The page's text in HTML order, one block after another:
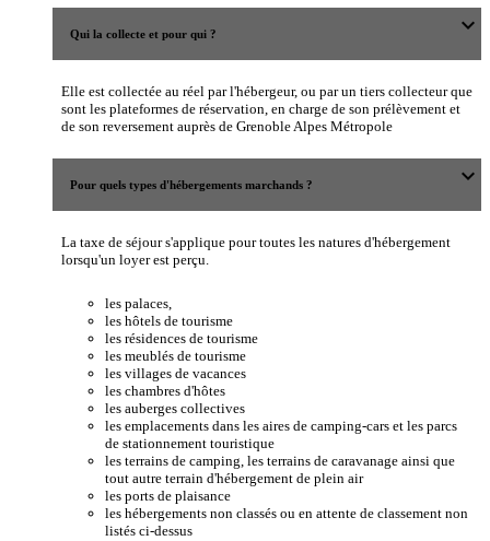
Qui la collecte et pour qui ? expand_more
Elle est collectée au réel par l'hébergeur, ou par un tiers collecteur que
sont les plateformes de réservation, en charge de son prélèvement et
de son reversement auprès de Grenoble Alpes Métropole
Pour quels types d'hébergements marchands ? expand_more
La taxe de séjour s'applique pour toutes les natures d'hébergement
lorsqu'un loyer est perçu.
les palaces,
les hôtels de tourisme
les résidences de tourisme
les meublés de tourisme
les villages de vacances
les chambres d'hôtes
les auberges collectives
les emplacements dans les aires de camping-cars et les parcs
de stationnement touristique
les terrains de camping, les terrains de caravanage ainsi que
tout autre terrain d'hébergement de plein air
les ports de plaisance
les hébergements non classés ou en attente de classement non
listés ci-dessus